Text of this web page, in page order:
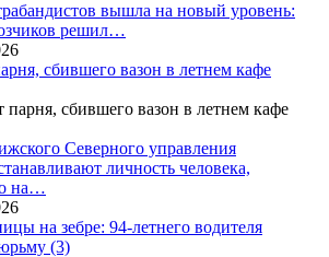
вышла на новый уровень:
решил…
сбившего вазон в летнем кафе
Северного управления
личность человека,
на…
на зебре: 94-летнего водителя
(3)